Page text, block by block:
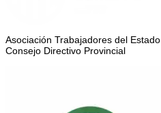
Asociación Trabajadores del Estado
Consejo Directivo Provincial